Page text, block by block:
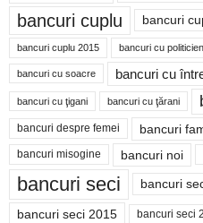
bancuri cuplu bancuri
bancuri cuplu 2015 bancuri cu
bancuri cu soacre bancuri cu
bancuri cu ţigani bancuri cu ţărani
bancuri despre femei bancuri
bancuri misogine bancuri noi
bancuri seci bancuri
bancuri seci 2015 bancuri seci